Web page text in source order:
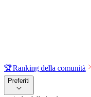
🏆Ranking della comunità
Preferiti